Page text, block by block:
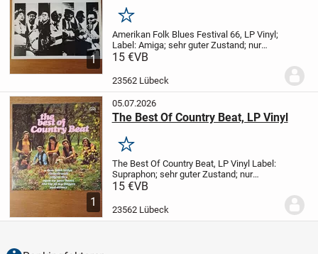
1
Merken
Amerikan Folk Blues Festival 66, LP Vinyl;
Label: Amiga; sehr guter Zustand; nur
Abholung;
15 €VB
23562 Lübeck
1
05.07.2026
The Best Of Country Beat, LP Vinyl
Merken
The Best Of Country Beat, LP Vinyl Label:
Supraphon; sehr guter Zustand; nur
Abholung;
15 €VB
23562 Lübeck